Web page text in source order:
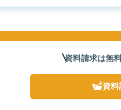
資料請求は無
資料